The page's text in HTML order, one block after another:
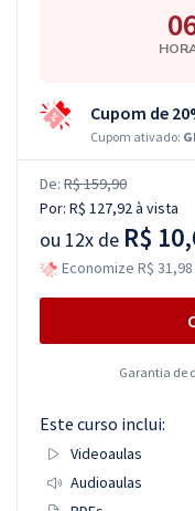
Cupom de
Cupom ativado:
De: R$ 159,90
Por: R$ 127,92à vista
ou 12x de R$
Economize R$
Garantia de
Este curso inclui:
Videoaulas
Audioaulas